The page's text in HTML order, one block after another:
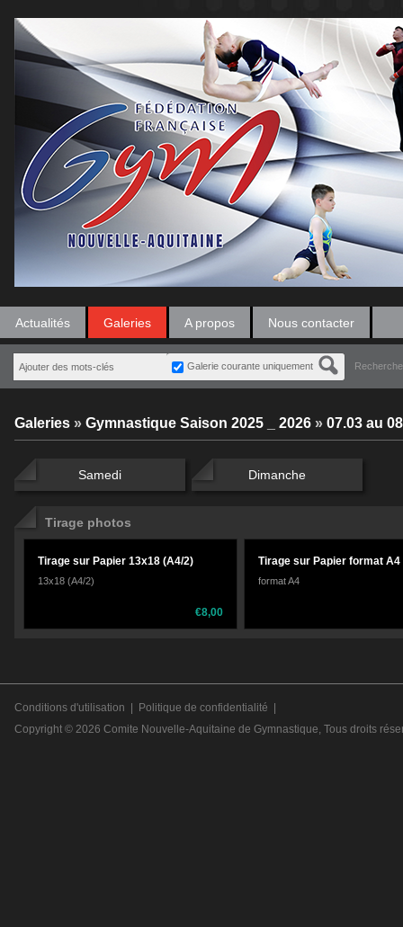
Actualités Galeries A propos Nous contacter
Galerie courante uniquement
Galeries » Gymnastique Saison 2025 _ 2026 » 07.03 au
Samedi Dimanche
Tirage photos
Tirage sur Papier 13x18 (A4/2)
13x18 (A4/2)
€8,00
Tirage sur Papier format A4
format A4
Conditions d'utilisation Politique de confidentialité
Copyright © 2026 Comite Nouvelle-Aquitaine de Gymnastique, Tous droits